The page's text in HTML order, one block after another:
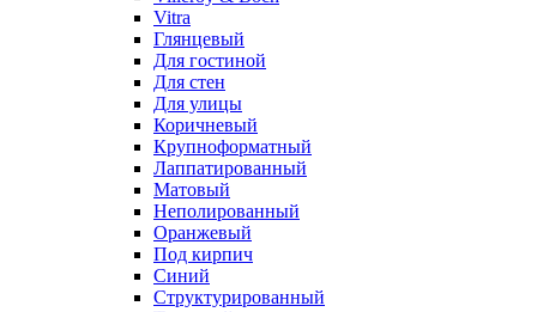
Vitra
Глянцевый
Для гостиной
Для стен
Для улицы
Коричневый
Крупноформатный
Лаппатированный
Матовый
Неполированный
Оранжевый
Под кирпич
Синий
Структурированный